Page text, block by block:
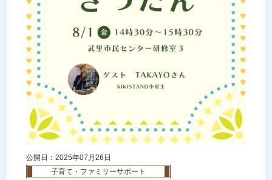
公開日：2025年07月26日
子育て・ファミリーサポート